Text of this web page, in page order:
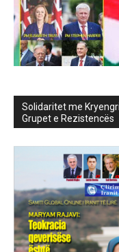
Solidaritet me
Grupet e Rezistencës